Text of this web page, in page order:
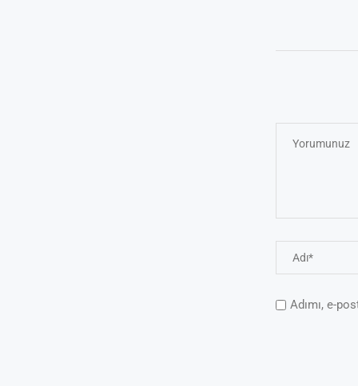
Adımı, e-